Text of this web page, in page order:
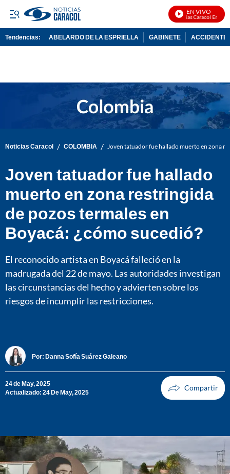
EN VIVO
Noticias Caracol En Vivo
Tendencias: ABELARDO DE LA ESPRIELLA GABINETE ACCIDENTE
Noticias Caracol / COLOMBIA / Joven tatuador fue hallado muerto en zona
Joven tatuador fue hallado
muerto en zona restringida
de pozos termales en
Boyacá: ¿cómo sucedió?
El reconocido artista en Boyacá falleció en la
madrugada del 22 de mayo. Las autoridades investigan
las circunstancias del hecho y advierten sobre los
riesgos de incumplir las restricciones.
Por: Danna Sofía Suárez Galeano
24 de May, 2025
Actualizado: 24 De May, 2025